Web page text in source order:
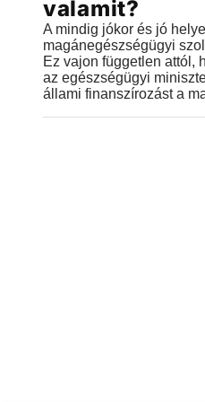
valamit?
A mindig jókor és jó
magánegészségügyi
Ez vajon független attól,
az egészségügyi
állami finanszírozást a